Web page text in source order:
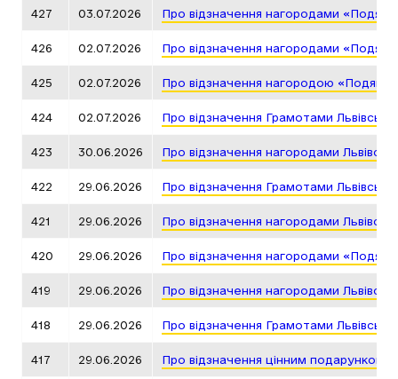
427 03.07.2026 Про відзначення нагородами «Подяка
426 02.07.2026 Про відзначення нагородами «Подяка
425 02.07.2026 Про відзначення нагородою «Подяка
424 02.07.2026 Про відзначення Грамотами
423 30.06.2026 Про відзначення нагородами
422 29.06.2026 Про відзначення Грамотами
421 29.06.2026 Про відзначення нагородами
420 29.06.2026 Про відзначення нагородами «Подяка
419 29.06.2026 Про відзначення нагородами
418 29.06.2026 Про відзначення Грамотами
417 29.06.2026 Про відзначення цінним подарунком